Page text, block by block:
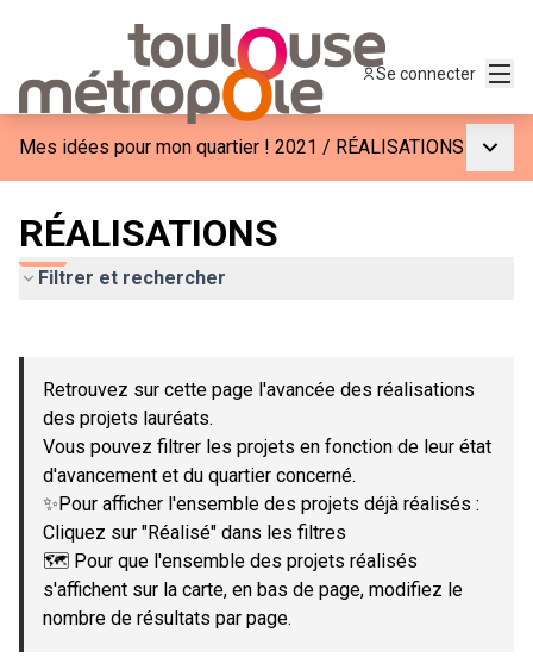
Se connecter
Mes idées pour mon quartier ! 2021 / RÉALISATIONS
RÉALISATIONS
Filtrer et rechercher
−
Retrouvez sur cette page l'avancée des réalisations
des projets lauréats.
Vous pouvez filtrer les projets en fonction de leur état
d'avancement et du quartier concerné.
✨Pour afficher l'ensemble des projets déjà réalisés :
Cliquez sur "Réalisé" dans les filtres
🗺️ Pour que l'ensemble des projets réalisés
s'affichent sur la carte, en bas de page, modifiez le
nombre de résultats par page.